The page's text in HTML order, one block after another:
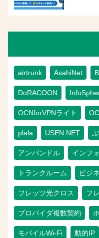
airtrunk AsahiNet
DoRACOON
OCNforVPNライト
plala USEN NET
アンバンドル インフ
トランクルーム ビジ
フレッツ光クロス フ
プロバイダ複数契約
モバイルWi-Fi 動的IP